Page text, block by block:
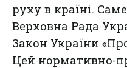
руху в країні.
Верховна Рада
Закон України
Цей нормативно-